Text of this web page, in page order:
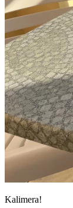
Kalimera!